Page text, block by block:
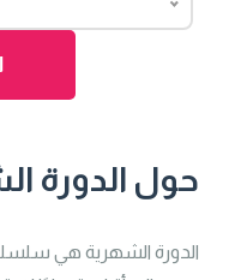
حول الدورة
الدورة الشهرية هي